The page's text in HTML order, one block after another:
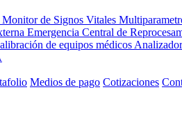
Monitor de Signos Vitales
Emergencia Central de
de equipos médicos
Medios de pago Cotizaciones